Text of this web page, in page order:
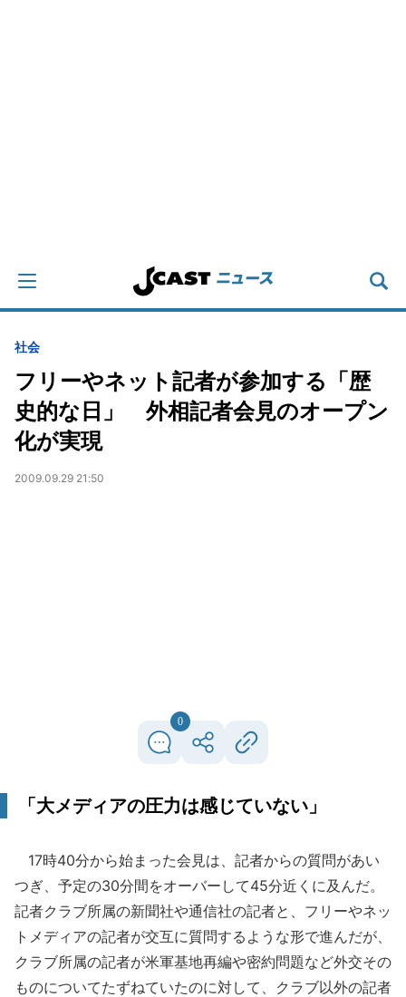
社会
フリーやネット記者が参加する「歴
史的な日」 外相記者会見のオープン
化が実現
2009.09.29 21:50
0
「大メディアの圧力は感じていない」
17時40分から始まった会見は、記者からの質問があい
つぎ、予定の30分間をオーバーして45分近くに及んだ。
記者クラブ所属の新聞社や通信社の記者と、フリーやネッ
トメディアの記者が交互に質問するような形で進んだが、
クラブ所属の記者が米軍基地再編や密約問題など外交その
ものについてたずねていたのに対して、クラブ以外の記者